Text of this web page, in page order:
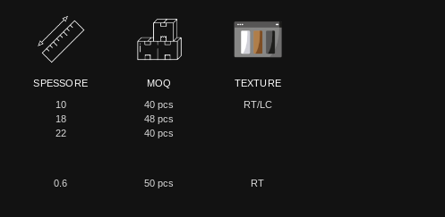
SPESSORE
10
18
22
MOQ
40 pcs
48 pcs
40 pcs
TEXTURE
RT/LC
0.6 50 pcs RT